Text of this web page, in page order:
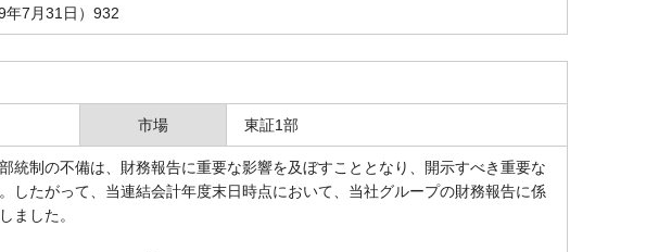
7月31日）932
市場 東証1部
統制の不備は、財務報告に重要な影響を及ぼすこととなり、開示すべき重要な
したがって、当連結会計年度末日時点において、当社グループの財務報告に係
ました。